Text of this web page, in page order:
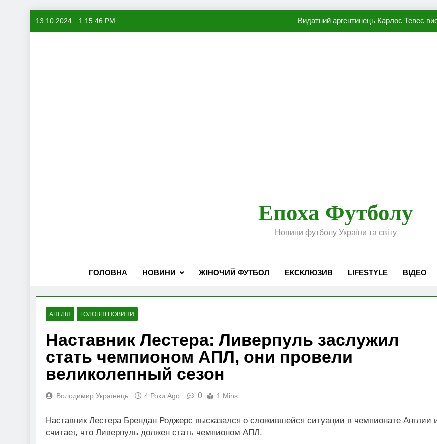
13.10.2024 1:15:47 PM Видатний аргентинець Карлос Тевес
Епоха Футболу
Новини футболу України та світу
ГОЛОВНА НОВИНИ ЖІНОЧИЙ ФУТБОЛ ЕКСКЛЮЗИВ LIFESTYLE ВІДЕО
АНГЛІЯ ГОЛОВНІ НОВИНИ
Наставник Лестера: Ливерпуль заслужил
стать чемпионом АПЛ, они провели
великолепный сезон
Володимир Українець 4 Роки Ago 0 1 Mins
Наставник Лестера Брендан Роджерс высказался о сложившейся ситуации в чемпионате Англии
считает, что Ливерпуль должен стать чемпионом АПЛ.